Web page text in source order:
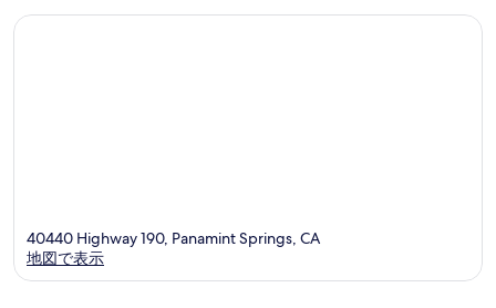
ミ
ミ
40440 Highway 190, Panamint Springs, CA
地図で表示